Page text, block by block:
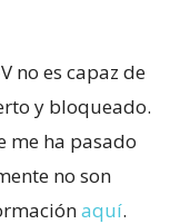
no es capaz de
y bloqueado.
me ha pasado
no son
aquí.